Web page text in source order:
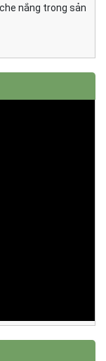
nắng trong sản